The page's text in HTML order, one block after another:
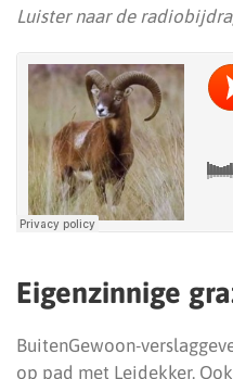
Luister naar de
Eigenzinnige
BuitenGewoon-
op pad met Leidekker.